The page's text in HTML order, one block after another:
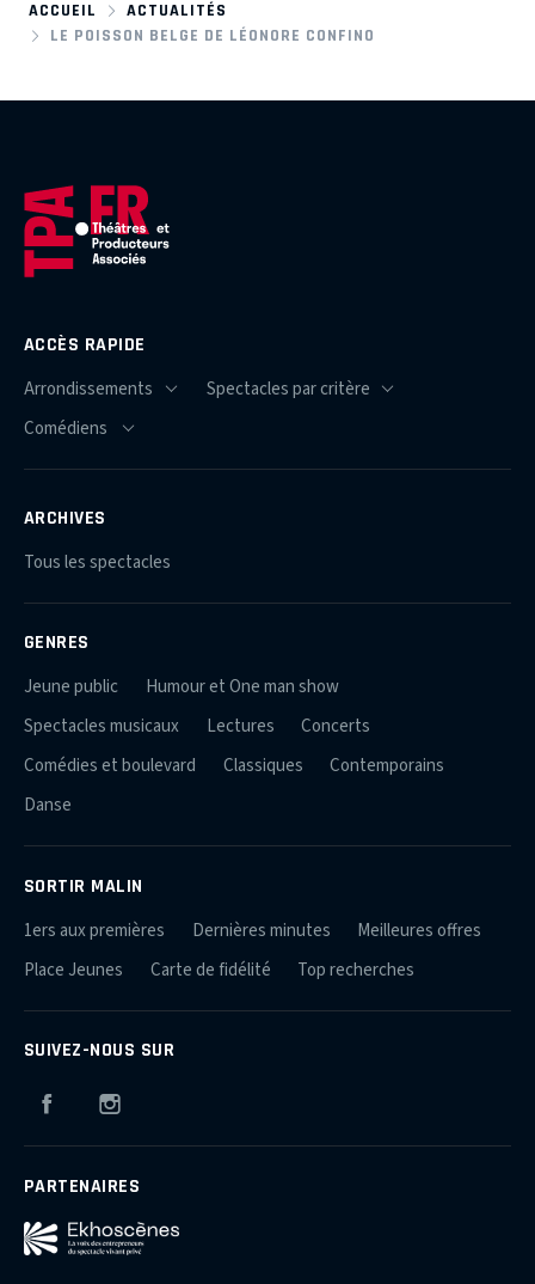
ACCUEIL
ACTUALITÉS
LE POISSON BELGE DE LÉONORE CONFINO
ACCÈS RAPIDE
ARCHIVES
Tous les spectacles
GENRES
Jeune public
Humour et One man show
Spectacles musicaux
Lectures
Concerts
Comédies et boulevard
Classiques
Contemporains
Danse
SORTIR MALIN
1ers aux premières Dernières minutes
Meilleures offres
Place Jeunes
Carte de fidélité Top recherches
SUIVEZ-NOUS SUR
Facebook
PARTENAIRES